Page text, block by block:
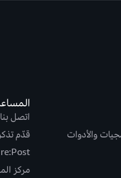
والأدوات
اتصل بنا
قدّم
مركز